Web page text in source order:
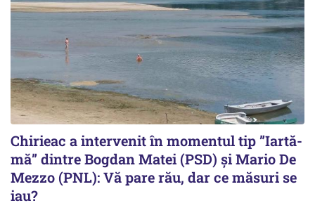
Chirieac a intervenit în momentul tip ”Iartă-
mă” dintre Bogdan Matei (PSD) și Mario De
Mezzo (PNL): Vă pare rău, dar ce măsuri se
iau?